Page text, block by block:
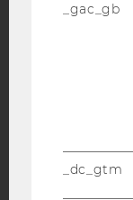
_gac_gb
_dc_gtm